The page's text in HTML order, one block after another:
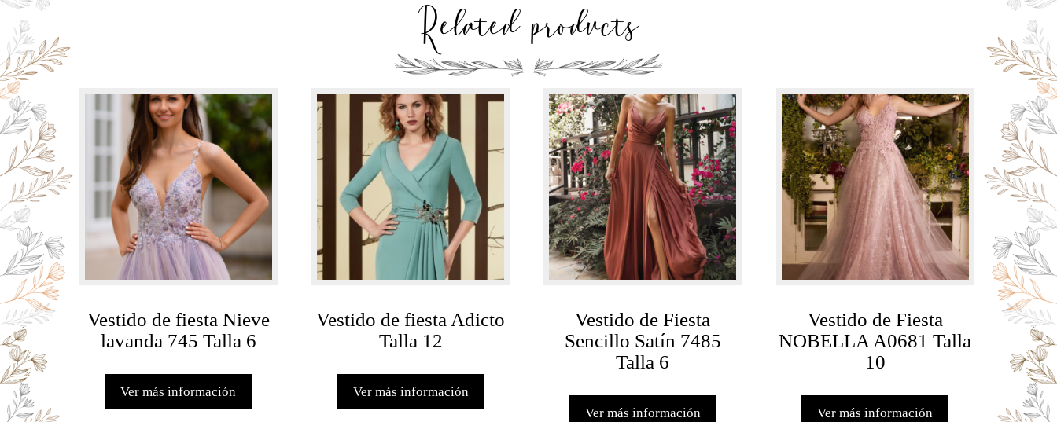
Related products
Vestido de fiesta Nieve
lavanda 745 Talla 6
Ver más información
Vestido de fiesta Adicto
Talla 12
Ver más información
Vestido de Fiesta
Sencillo Satín 7485
Talla 6
Ver más información
Vestido de Fiesta
NOBELLA A0681 Talla
10
Ver más información